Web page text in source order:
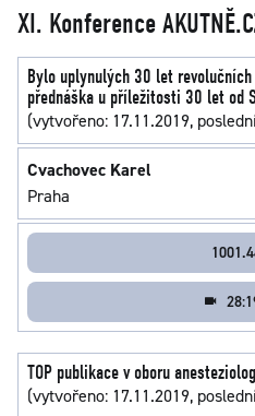
XI. Konference
Bylo uplynulých 30 let
přednáška u příležitosti 30 let od
(vytvořeno: 17.11.2019,
Cvachovec Karel
Praha
TOP publikace v oboru
(vytvořeno: 17.11.2019,